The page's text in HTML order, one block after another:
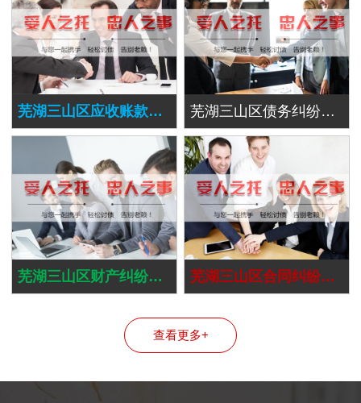
芜湖三山区应收账款追讨 芜湖三山区债务纠纷处理
芜湖三山区财产纠纷处理 芜湖三山区合同纠纷处理
查看更多+